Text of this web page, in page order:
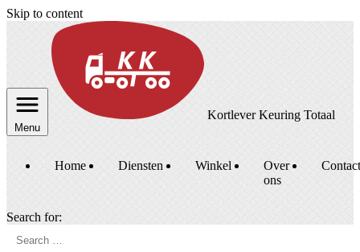
Skip to content
Menu
Kortlever Keuring Totaal
Home Diensten Winkel
Over
ons
Contact
Search for: